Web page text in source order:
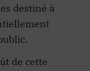
destiné à
de cette